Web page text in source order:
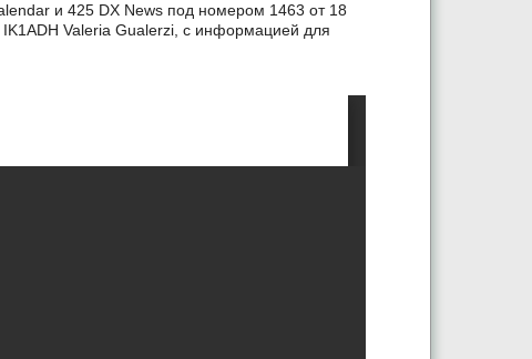
и 425 DX News под номером 1463 от 18
Valeria Gualerzi, с информацией для